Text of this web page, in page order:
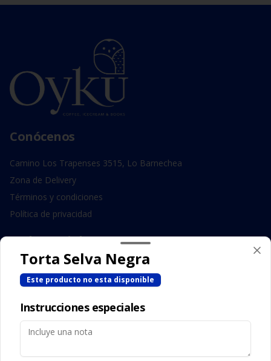
Conócenos
Camino Los Trapenses 3515, Lo Barnechea
Zona de Delivery
Términos y condiciones
Política de privacidad
Redes sociales
Instagram
Facebook
Mi cuenta
Torta Selva Negra
Este producto no esta disponible
Instrucciones especiales